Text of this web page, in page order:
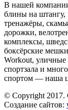
В нашей
блины на штангу,
тренажёры,
дорожки,
комплексы,
боксёрские
Workout, уличные
спортзала и
спортом — наша
© Copyright 2017.
Создание сайтов: